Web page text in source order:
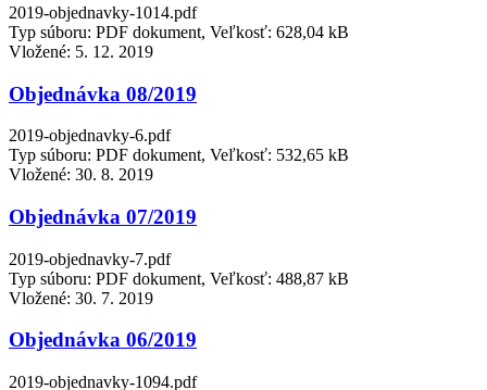
2019-objednavky-1014.pdf
Typ súboru: PDF dokument, Veľkosť: 628,04 kB
Vložené: 5. 12. 2019
Objednávka 08/2019
2019-objednavky-6.pdf
Typ súboru: PDF dokument, Veľkosť: 532,65 kB
Vložené: 30. 8. 2019
Objednávka 07/2019
2019-objednavky-7.pdf
Typ súboru: PDF dokument, Veľkosť: 488,87 kB
Vložené: 30. 7. 2019
Objednávka 06/2019
2019-objednavky-1094.pdf